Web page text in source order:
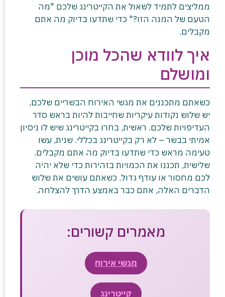
ממליצים לתמיד לשאול את הקייטרינג שלכם "מה
הטעם של המנה הזו?" כדי שתדעו בדיוק מה אתם
מקבלים.
איך לוודא שהכל מוכן
ומושלם
כשאתם מתכננים את מגשי האירוח הבשריים שלכם,
יש שלוש נקודות עיקריות שחייבות להיות בראש סדר
העדיפויות שלכם. ראשית, בחרו בקייטרינג שיש לו ניסיון
אמיתי בבשר – לא רק בקייטרינג בכללי. שנית, עשו
טעימה מראש כדי שתדעו בדיוק מה אתם מקבלים.
שלישית, תכננו את הכמויות בזהירות כדי שלא יהיה
לכם מחסור או עודף גדול. כשאתם עושים את שלוש
הדברים האלה, אתם כבר באמצע הדרך להצלחה.
מאמרים קשורים:
מגשי אירוח
קייטרינג